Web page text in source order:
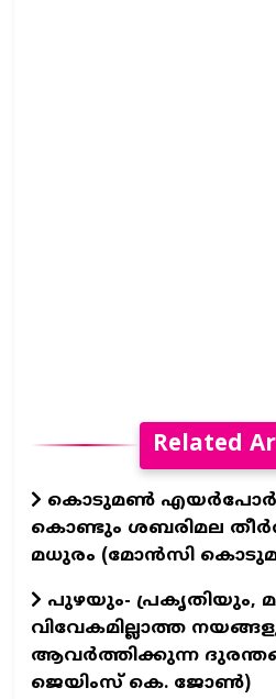
Related
കൊടുമൺ
കൊണ്ടും ശബരിമല
മധുരം (മോൻസി
പുഴയും- പ്രകൃതിയും,
വിവേകമില്ലാത്ത
ആവര്‍ത്തിക്കുന്ന
ജെയിംസ് കെ. ജോണ്‍)